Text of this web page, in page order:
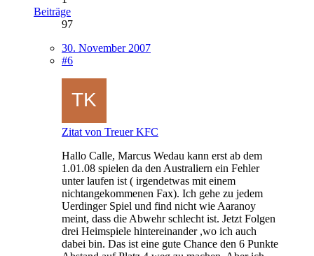
Beiträge
97
30. November 2007
#6
Zitat von Treuer KFC
Hallo Calle, Marcus Wedau kann erst ab dem
1.01.08 spielen da den Australiern ein Fehler
unter laufen ist ( irgendetwas mit einem
nichtangekommenen Fax). Ich gehe zu jedem
Uerdinger Spiel und find nicht wie Aaranoy
meint, dass die Abwehr schlecht ist. Jetzt Folgen
drei Heimspiele hintereinander ,wo ich auch
dabei bin. Das ist eine gute Chance den 6 Punkte